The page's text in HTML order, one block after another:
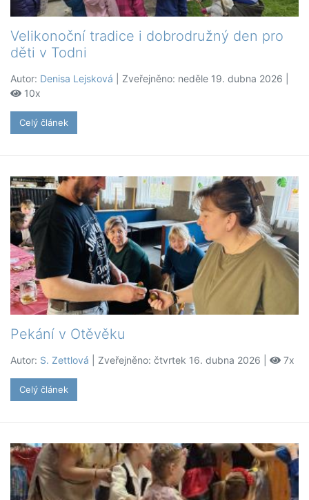
Velikonoční tradice i dobrodružný den pro
děti v Todni
Autor: Denisa Lejsková | Zveřejněno: neděle 19. dubna 2026 |
10x
Celý článek
Pekání v Otěvěku
Autor: S. Zettlová | Zveřejněno: čtvrtek 16. dubna 2026 | 7x
Celý článek